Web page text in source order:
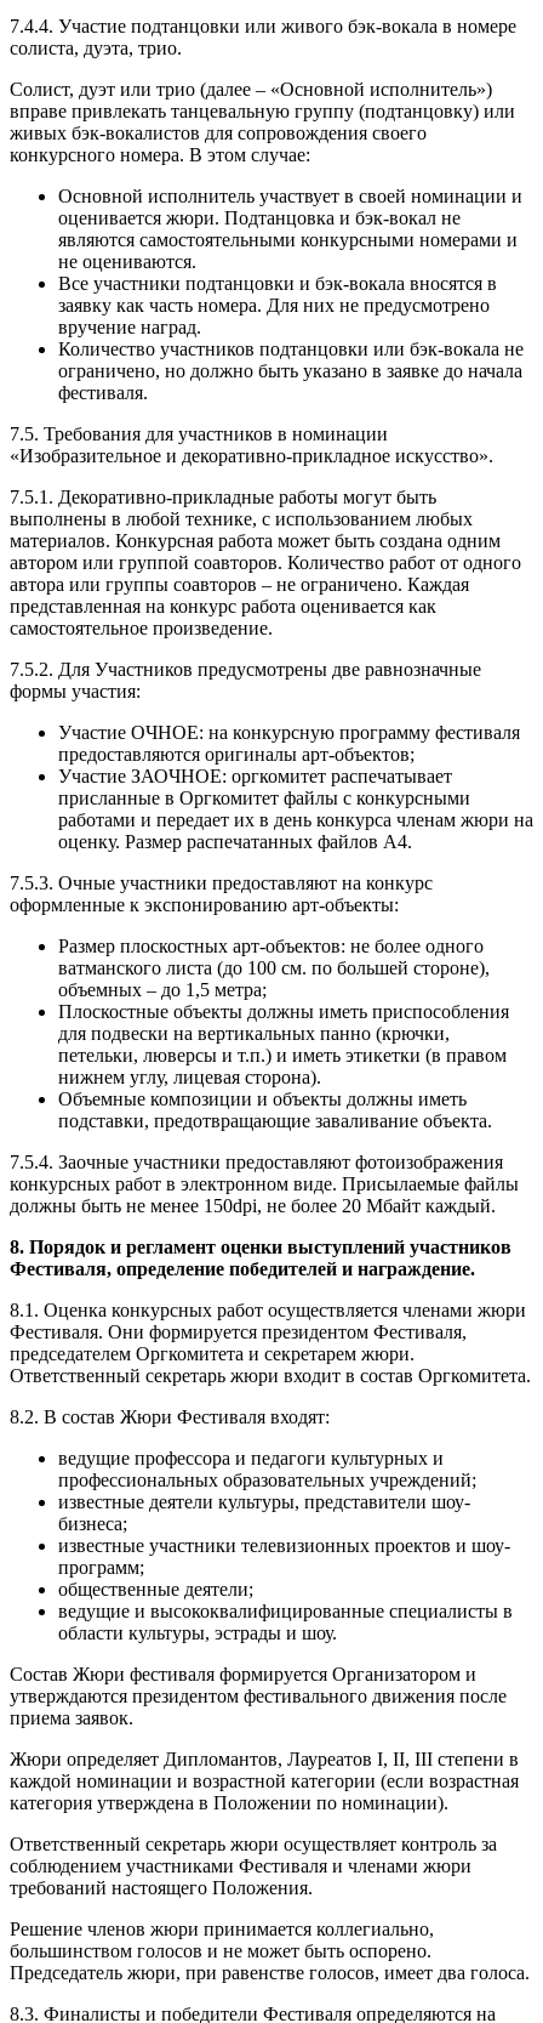
7.4.4. Участие подтанцовки или живого бэк-вокала в номере
солиста, дуэта, трио.
Солист, дуэт или трио (далее – «Основной исполнитель»)
вправе привлекать танцевальную группу (подтанцовку) или
живых бэк-вокалистов для сопровождения своего
конкурсного номера. В этом случае:
Основной исполнитель участвует в своей номинации и
оценивается жюри. Подтанцовка и бэк-вокал не
являются самостоятельными конкурсными номерами и
не оцениваются.
Все участники подтанцовки и бэк-вокала вносятся в
заявку как часть номера. Для них не предусмотрено
вручение наград.
Количество участников подтанцовки или бэк-вокала не
ограничено, но должно быть указано в заявке до начала
фестиваля.
7.5. Требования для участников в номинации
«Изобразительное и декоративно-прикладное искусство».
7.5.1. Декоративно-прикладные работы могут быть
выполнены в любой технике, с использованием любых
материалов. Конкурсная работа может быть создана одним
автором или группой соавторов. Количество работ от одного
автора или группы соавторов – не ограничено. Каждая
представленная на конкурс работа оценивается как
самостоятельное произведение.
7.5.2. Для Участников предусмотрены две равнозначные
формы участия:
Участие ОЧНОЕ: на конкурсную программу фестиваля
предоставляются оригиналы арт-объектов;
Участие ЗАОЧНОЕ: оргкомитет распечатывает
присланные в Оргкомитет файлы с конкурсными
работами и передает их в день конкурса членам жюри на
оценку. Размер распечатанных файлов А4.
7.5.3. Очные участники предоставляют на конкурс
оформленные к экспонированию арт-объекты:
Размер плоскостных арт-объектов: не более одного
ватманского листа (до 100 см. по большей стороне),
объемных – до 1,5 метра;
Плоскостные объекты должны иметь приспособления
для подвески на вертикальных панно (крючки,
петельки, люверсы и т.п.) и иметь этикетки (в правом
нижнем углу, лицевая сторона).
Объемные композиции и объекты должны иметь
подставки, предотвращающие заваливание объекта.
7.5.4. Заочные участники предоставляют фотоизображения
конкурсных работ в электронном виде. Присылаемые файлы
должны быть не менее 150dpi, не более 20 Мбайт каждый.
8. Порядок и регламент оценки выступлений участников
Фестиваля, определение победителей и награждение.
8.1. Оценка конкурсных работ осуществляется членами жюри
Фестиваля. Они формируется президентом Фестиваля,
председателем Оргкомитета и секретарем жюри.
Ответственный секретарь жюри входит в состав Оргкомитета.
8.2. В состав Жюри Фестиваля входят:
ведущие профессора и педагоги культурных и
профессиональных образовательных учреждений;
известные деятели культуры, представители шоу-
бизнеса;
известные участники телевизионных проектов и шоу-
программ;
общественные деятели;
ведущие и высококвалифицированные специалисты в
области культуры, эстрады и шоу.
Состав Жюри фестиваля формируется Организатором и
утверждаются президентом фестивального движения после
приема заявок.
Жюри определяет Дипломантов, Лауреатов I, II, III степени в
каждой номинации и возрастной категории (если возрастная
категория утверждена в Положении по номинации).
Ответственный секретарь жюри осуществляет контроль за
соблюдением участниками Фестиваля и членами жюри
требований настоящего Положения.
Решение членов жюри принимается коллегиально,
большинством голосов и не может быть оспорено.
Председатель жюри, при равенстве голосов, имеет два голоса.
8.3. Финалисты и победители Фестиваля определяются на